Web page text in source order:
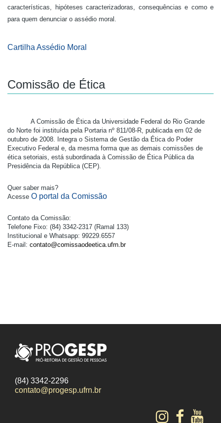
características, hipóteses caracterizadoras, consequências e como e
para quem denunciar o assédio moral.
Cartilha Assédio Moral
Comissão de Ética
A Comissão de Ética da Universidade Federal do Rio Grande
do Norte foi instituída pela Portaria nº 811/08-R, publicada em 02 de
outubro de 2008. Integra o Sistema de Gestão da Ética do Poder
Executivo Federal e, da mesma forma que as demais comissões de
ética setoriais, está subordinada à Comissão de Ética Pública da
Presidência da República (CEP).
Quer saber mais?
Acesse O portal da Comissão
Contato da Comissão:
Telefone Fixo: (84) 3342-2317 (Ramal 133)
Institucional e Whatsapp: 99229.6557
E-mail: contato@comissaodeetica.ufrn.br
(84) 3342-2296
contato@progesp.ufrn.br